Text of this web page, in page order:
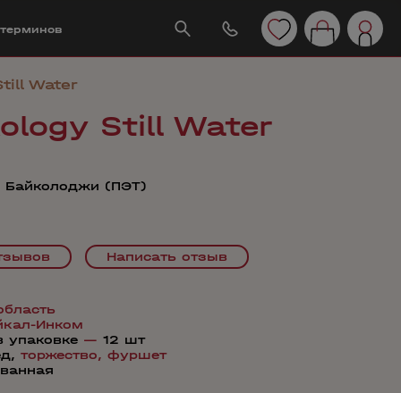
Water
Still Water
Байколоджи (ПЭТ)
Написать отзыв
Инком
упаковке — 12 шт
торжество, фуршет